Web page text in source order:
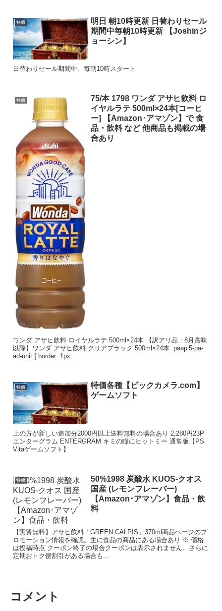
特価
明日 朝10時更新 日替わりセール
期間中毎朝10時更新 【Joshinジ
ョーシン】
日替わりセール期間中、毎朝10時スタート
特価
75/本 1798 ワンダ アサヒ飲料 ロ
イヤルラテ 500ml×24本[コーヒ
ー] 【Amazon･アマゾン】で 食
品・飲料 など 他商品も掲載の場
合あり
ワンダ アサヒ飲料 ロイヤルラテ 500ml×24本 【訳アリ品：8月賞味
以降】ワンダ アサヒ飲料 クリアブラック 500ml×24本 .paapi5-pa-
ad-unit { border: 1px...
特価
特価各種【ビックカメラ.com】
ゲームソフト
上の方が新しい追加分2000円以上送料無料の場合あり 2,280円23P
エンターグラム ENTERGRAM キミの瞳にヒットミー 通常版【PS
Vitaゲームソフト】
特価
50%1998 炭酸水 KUOS-クオス
国産 (レモンフレーバー)
【Amazon･アマゾン】食品・飲
料
【実質無料】アサヒ飲料「GREEN CALPIS」370ml商品ページのプ
ロモーション情報を確認。主に食品の商品にある場合あり ※ 価格
は投稿時点 クーポン終了の場合クーポンは表示されません。さらに
定期おトク便割引がある場合も...
コメント